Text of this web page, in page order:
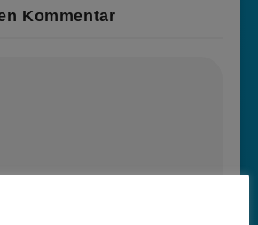
Kommentar